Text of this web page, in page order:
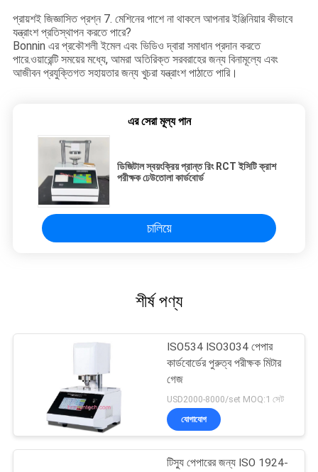
প্রায়শই জিজ্ঞাসিত প্রশ্ন 7. মেশিনের পাশে না থাকলে আপনার ইঞ্জিনিয়ার কীভাবে
যন্ত্রাংশ প্রতিস্থাপন করতে পারে?
Bonnin এর প্রকৌশলী ইমেল এবং ভিডিও দ্বারা সমাধান প্রদান করতে
পারে.ওয়ারেন্টি সময়ের মধ্যে, আমরা অতিরিক্ত সরবরাহের জন্য বিনামূল্যে এবং
আজীবন প্রযুক্তিগত সহায়তার জন্য খুচরা যন্ত্রাংশ পাঠাতে পারি।
এর সেরা মূল্য পান
ডিজিটাল স্বয়ংক্রিয় প্রান্ত রিং RCT ইসিটি ক্রাশ
পরীক্ষক ঢেউতোলা কার্ডবোর্ড
চালিয়ে
শীর্ষ পণ্য
ISO534 ISO3034 পেপার
কার্ডবোর্ডের পুরুত্ব পরীক্ষক মিটার
গেজ
USD2000-8000/set MOQ:1 সেট
যোগাযোগ
টিস্যু পেপারের জন্য ISO 1924-